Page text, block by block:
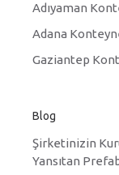
Adıyaman
Adana
Gaziantep
Blog
Şirketinizin
Yansıtan